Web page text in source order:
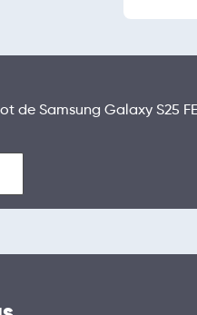
de Samsung Galaxy S25